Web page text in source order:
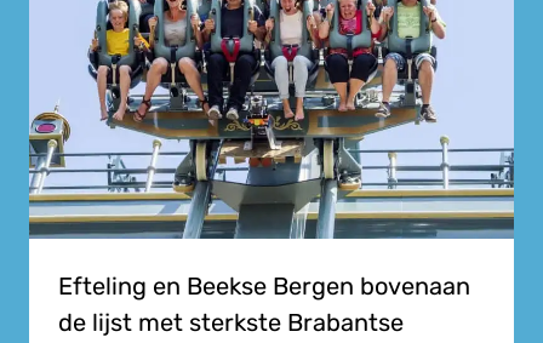
Efteling en Beekse Bergen bovenaan
de lijst met sterkste Brabantse